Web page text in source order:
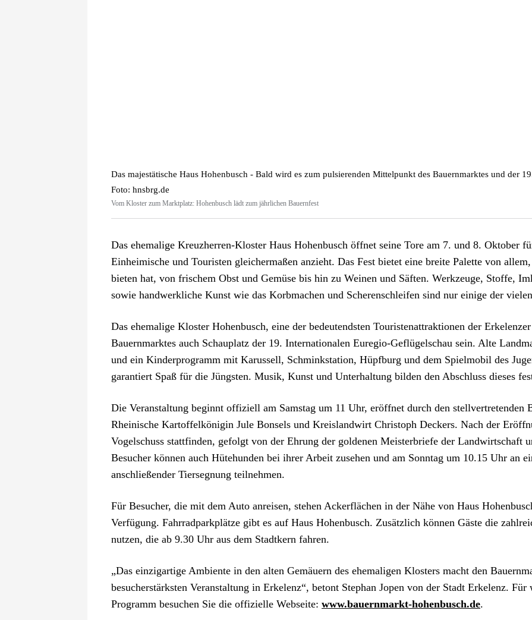
Das majestätische Haus Hohenbusch - Bald wird es zum pulsierenden Mittelpunkt des Bauernmarktes und der
Foto: hnsbrg.de
Vom Kloster zum Marktplatz: Hohenbusch lädt zum jährlichen Bauernfest
Das ehemalige Kreuzherren-Kloster Haus Hohenbusch öffnet seine Tore am 7. und 8. Oktober
Einheimische und Touristen gleichermaßen anzieht. Das Fest bietet eine breite Palette von
bieten hat, von frischem Obst und Gemüse bis hin zu Weinen und Säften. Werkzeuge, Stoffe,
sowie handwerkliche Kunst wie das Korbmachen und Scherenschleifen sind nur einige der
Das ehemalige Kloster Hohenbusch, eine der bedeutendsten Touristenattraktionen der
Bauernmarktes auch Schauplatz der 19. Internationalen Euregio-Geflügelschau sein. Alte
und ein Kinderprogramm mit Karussell, Schminkstation, Hüpfburg und dem Spielmobil des
garantiert Spaß für die Jüngsten. Musik, Kunst und Unterhaltung bilden den Abschluss dieses
Die Veranstaltung beginnt offiziell am Samstag um 11 Uhr, eröffnet durch den stellvertretenden
Rheinische Kartoffelkönigin Jule Bonsels und Kreislandwirt Christoph Deckers. Nach der
Vogelschuss stattfinden, gefolgt von der Ehrung der goldenen Meisterbriefe der Landwirtschaft
Besucher können auch Hütehunden bei ihrer Arbeit zusehen und am Sonntag um 10.15 Uhr an
anschließender Tiersegnung teilnehmen.
Für Besucher, die mit dem Auto anreisen, stehen Ackerflächen in der Nähe von Haus
Verfügung. Fahrradparkplätze gibt es auf Haus Hohenbusch. Zusätzlich können Gäste die
nutzen, die ab 9.30 Uhr aus dem Stadtkern fahren.
„Das einzigartige Ambiente in den alten Gemäuern des ehemaligen Klosters macht den
besucherstärksten Veranstaltung in Erkelenz“, betont Stephan Jopen von der Stadt Erkelenz.
Programm besuchen Sie die offizielle Webseite: www.bauernmarkt-hohenbusch.de.